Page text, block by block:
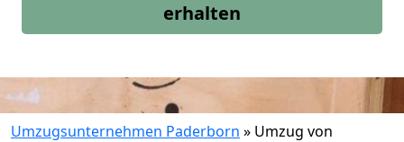
erhalten
Umzugsunternehmen Paderborn » Umzug von